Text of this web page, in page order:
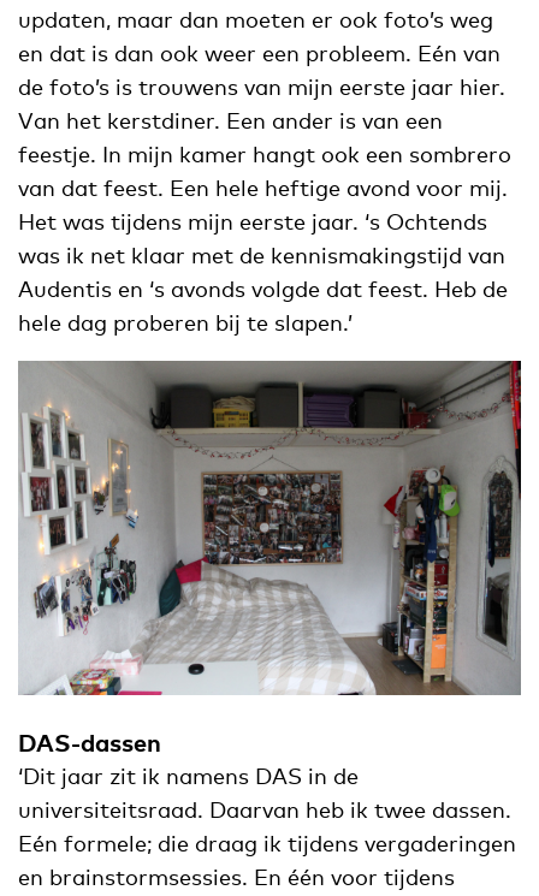
updaten, maar dan moeten er ook foto’s weg
en dat is dan ook weer een probleem. Eén van
de foto’s is trouwens van mijn eerste jaar hier.
Van het kerstdiner. Een ander is van een
feestje. In mijn kamer hangt ook een sombrero
van dat feest. Een hele heftige avond voor mij.
Het was tijdens mijn eerste jaar. ‘s Ochtends
was ik net klaar met de kennismakingstijd van
Audentis en ‘s avonds volgde dat feest. Heb de
hele dag proberen bij te slapen.’
DAS-dassen
‘Dit jaar zit ik namens DAS in de
universiteitsraad. Daarvan heb ik twee dassen.
Eén formele; die draag ik tijdens vergaderingen
en brainstormsessies. En één voor tijdens